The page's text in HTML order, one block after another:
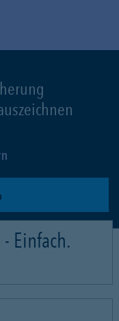
Einfach.